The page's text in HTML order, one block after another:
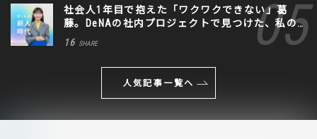
社会人1年目で抱えた「ワクワクできない」葛
藤。DeNAの社内プロジェクトで見つけた、私の
生きる道
16 SHARE
人気記事一覧へ